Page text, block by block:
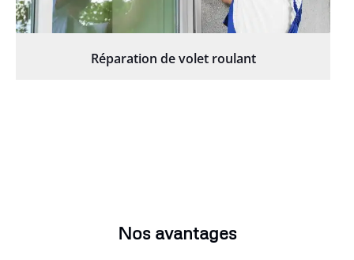
Réparation de volet roulant
Nos avantages